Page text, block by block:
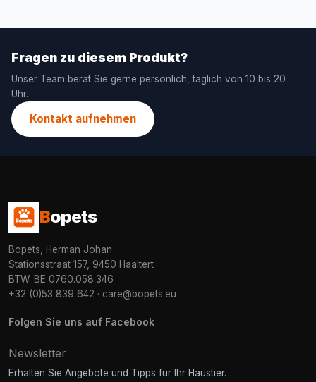
Fragen zu diesem Produkt?
Unser Team berät Sie gerne persönlich, täglich von 10 bis 20
Uhr.
Kontakt aufnehmen
Bopets
Bopets, Herman Johan
Stationsstraat 157, 9450 Haaltert
BTW: BE 0760.058.346
+32 (0)53 839 642 · care@bopets.eu
Folgen Sie uns auf Facebook
Newsletter
Erhalten Sie Angebote und Tipps für Ihr Haustier.